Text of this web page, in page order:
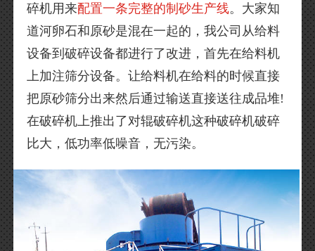
碎机用来配置一条完整的制砂生产线。大家知
道河卵石和原砂是混在一起的，我公司从给料
设备到破碎设备都进行了改进，首先在给料机
上加注筛分设备。让给料机在给料的时候直接
把原砂筛分出来然后通过输送直接送往成品堆!
在破碎机上推出了对辊破碎机这种破碎机破碎
比大，低功率低噪音，无污染。